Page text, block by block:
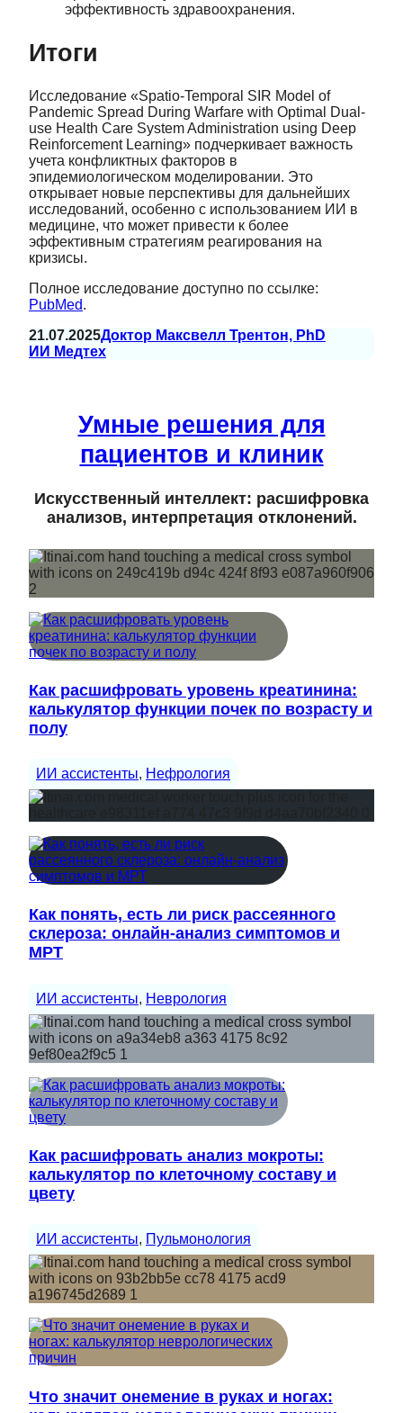
эффективность здравоохранения.
Итоги
Исследование «Spatio-Temporal SIR Model of
Pandemic Spread During Warfare with Optimal Dual-
use Health Care System Administration using Deep
Reinforcement Learning» подчеркивает важность
учета конфликтных факторов в
эпидемиологическом моделировании. Это
открывает новые перспективы для дальнейших
исследований, особенно с использованием ИИ в
медицине, что может привести к более
эффективным стратегиям реагирования на
кризисы.
Полное исследование доступно по ссылке:
PubMed.
21.07.2025Доктор Максвелл Трентон, PhD
ИИ Медтех
Умные решения для
пациентов и клиник
Искусственный интеллект: расшифровка
анализов, интерпретация отклонений.
Как расшифровать уровень креатинина:
калькулятор функции почек по возрасту и
полу
ИИ ассистенты, Нефрология
Как понять, есть ли риск рассеянного
склероза: онлайн-анализ симптомов и
МРТ
ИИ ассистенты, Неврология
Как расшифровать анализ мокроты:
калькулятор по клеточному составу и
цвету
ИИ ассистенты, Пульмонология
Что значит онемение в руках и ногах: